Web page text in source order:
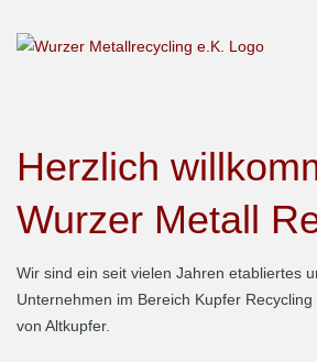
Herzlich
Wurzer Metall
Wir sind ein seit vielen Jahren etabliertes
Unternehmen im Bereich Kupfer
von Altkupfer.